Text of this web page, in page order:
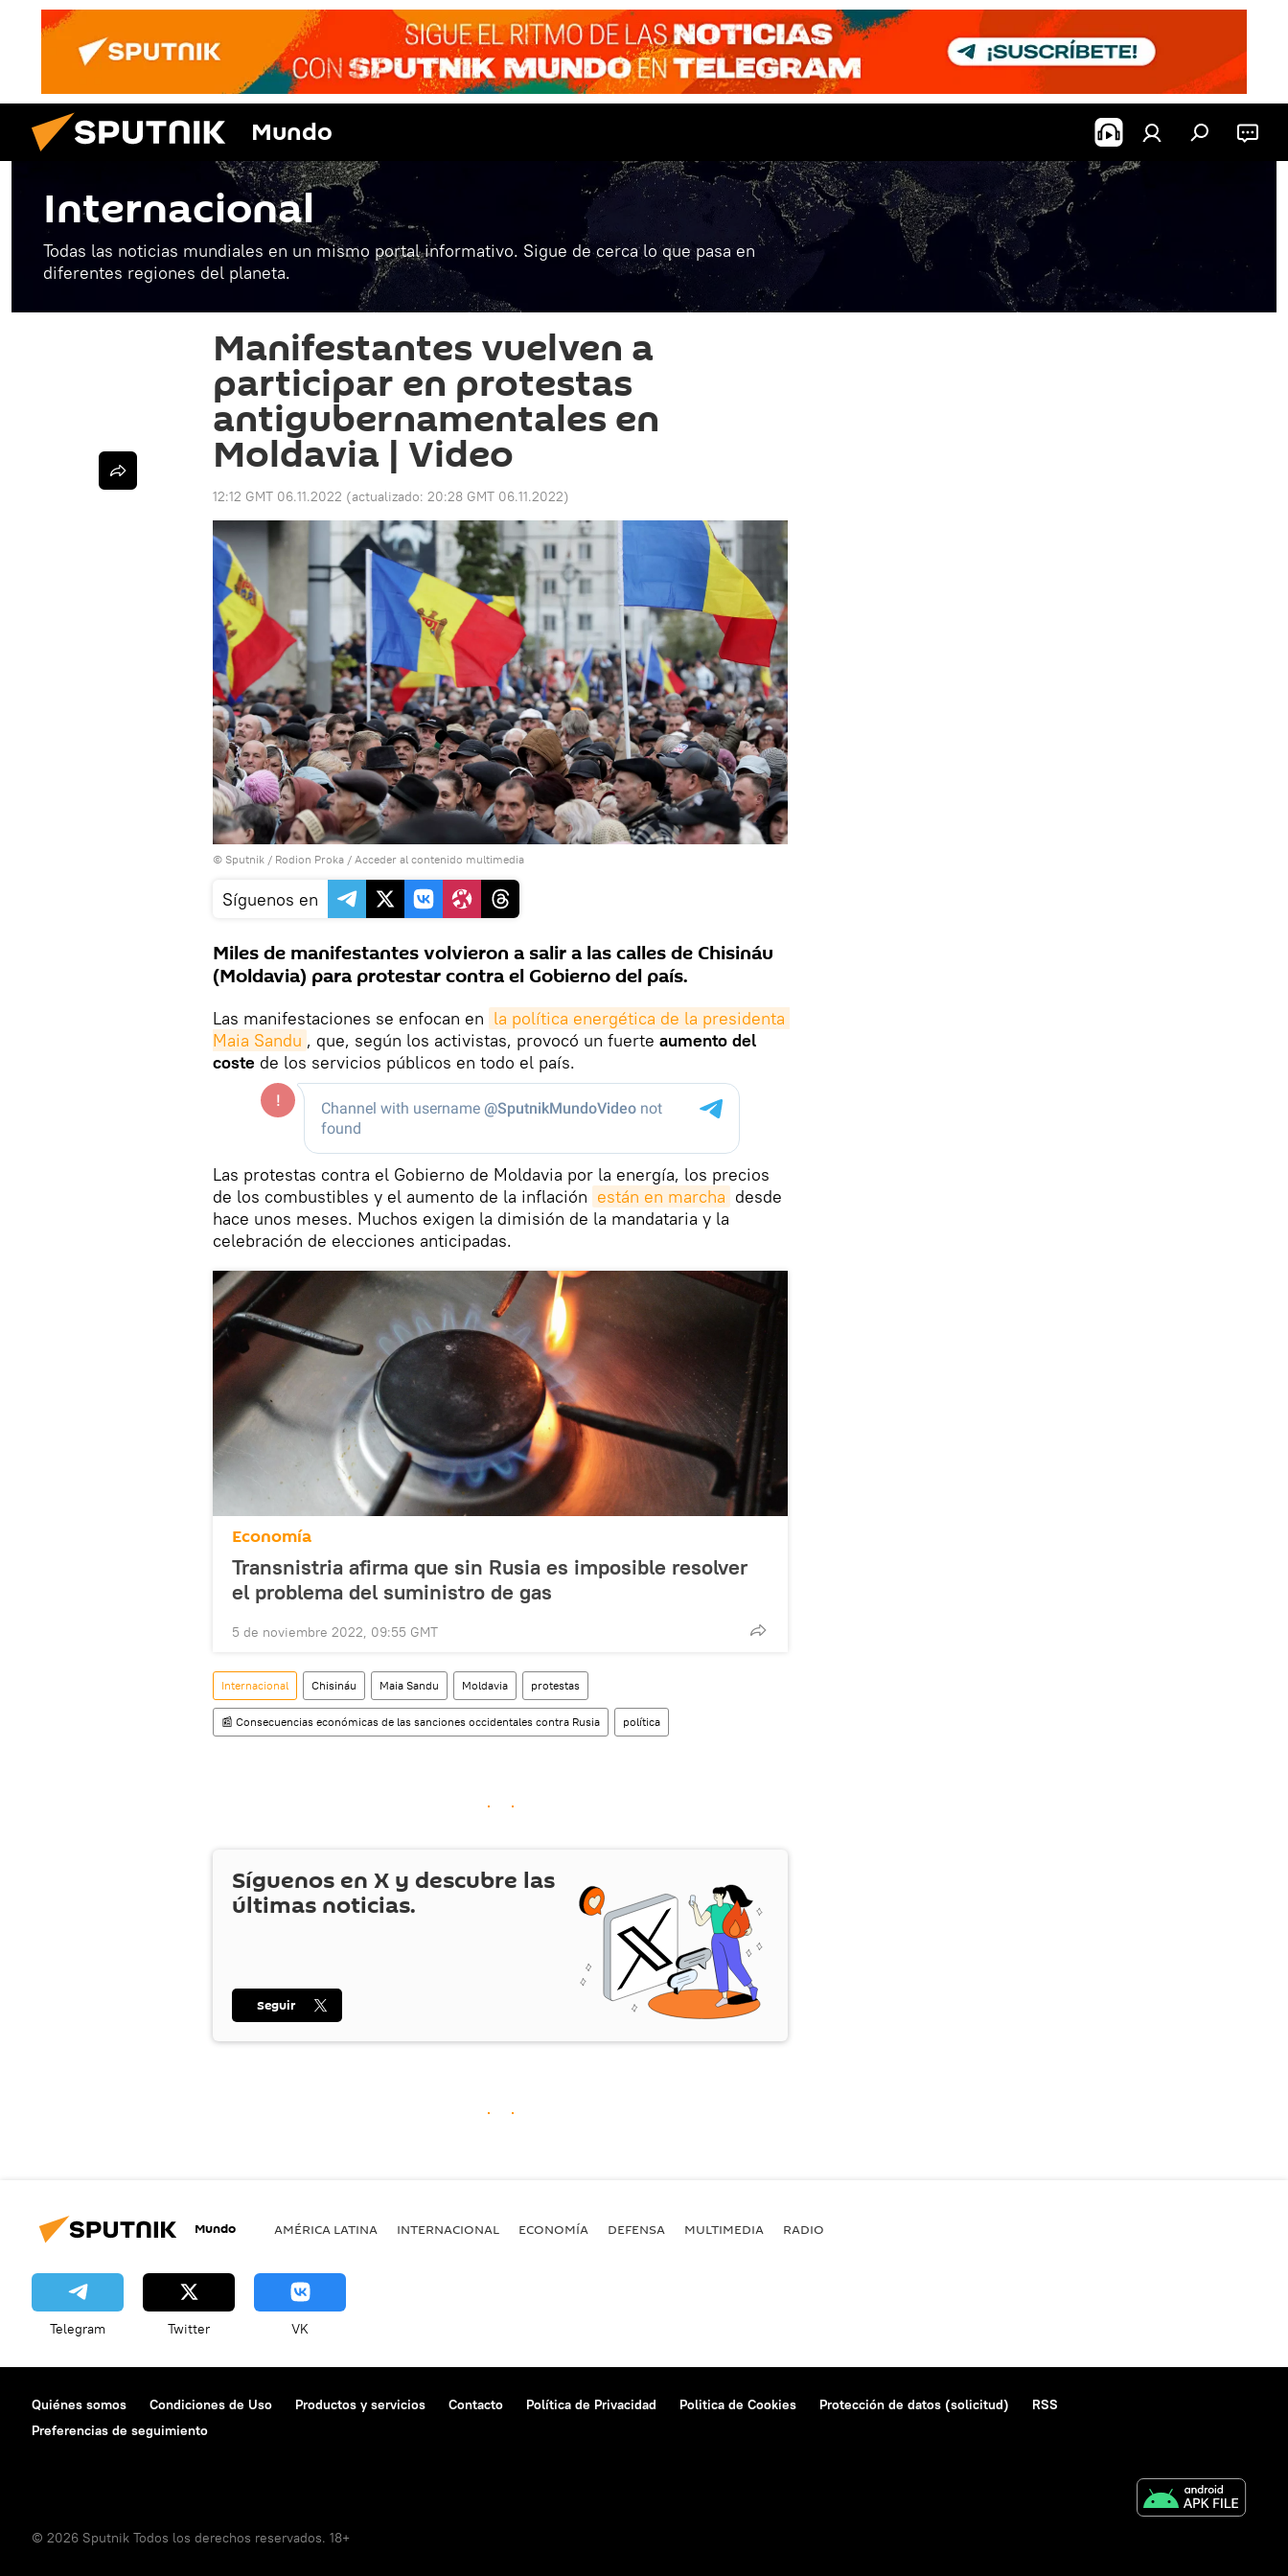
Mundo
Internacional
Todas las noticias mundiales en un mismo portal informativo. Sigue de cerca lo que pasa en
diferentes regiones del planeta.
Manifestantes vuelven a
participar en protestas
antigubernamentales en
Moldavia | Video
12:12 GMT 06.11.2022 (actualizado: 20:28 GMT 06.11.2022)
© Sputnik / Rodion Proka / Acceder al contenido multimedia
Síguenos en
Miles de manifestantes volvieron a salir a las calles de Chisináu
(Moldavia) para protestar contra el Gobierno del país.
Las manifestaciones se enfocan en la política energética de la presidenta
Maia Sandu , que, según los activistas, provocó un fuerte aumento del
coste de los servicios públicos en todo el país.
Las protestas contra el Gobierno de Moldavia por la energía, los precios
de los combustibles y el aumento de la inflación están en marcha desde
hace unos meses. Muchos exigen la dimisión de la mandataria y la
celebración de elecciones anticipadas.
Economía
Transnistria afirma que sin Rusia es imposible resolver
el problema del suministro de gas
5 de noviembre 2022, 09:55 GMT
Internacional Chisináu Maia Sandu Moldavia protestas
📰 Consecuencias económicas de las sanciones occidentales contra Rusia política
Síguenos en X y descubre las
últimas noticias.
Seguir
Mundo AMÉRICA LATINA INTERNACIONAL ECONOMÍA DEFENSA MULTIMEDIA RADIO
Telegram Twitter VK
Quiénes somos Condiciones de Uso Productos y servicios Contacto Política de Privacidad Politica de Cookies Protección de datos (solicitud)
RSS
Preferencias de seguimiento
© 2026 Sputnik Todos los derechos reservados. 18+